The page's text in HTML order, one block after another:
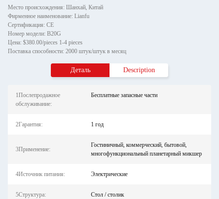
Место происхождения: Шанхай, Китай
Фирменное наименование: Lianfu
Сертификация: CE
Номер модели: B20G
Цена: $380.00/pieces 1-4 pieces
Поставка способности: 2000 штук/штук в месяц
Деталь Description
1Послепродажное
обслуживание:
Бесплатные запасные части
2Гарантия: 1 год
3Применение:
Гостиничный, коммерческий, бытовой,
многофункциональный планетарный микшер
4Источник питания: Электрические
5Структура: Стол / столик